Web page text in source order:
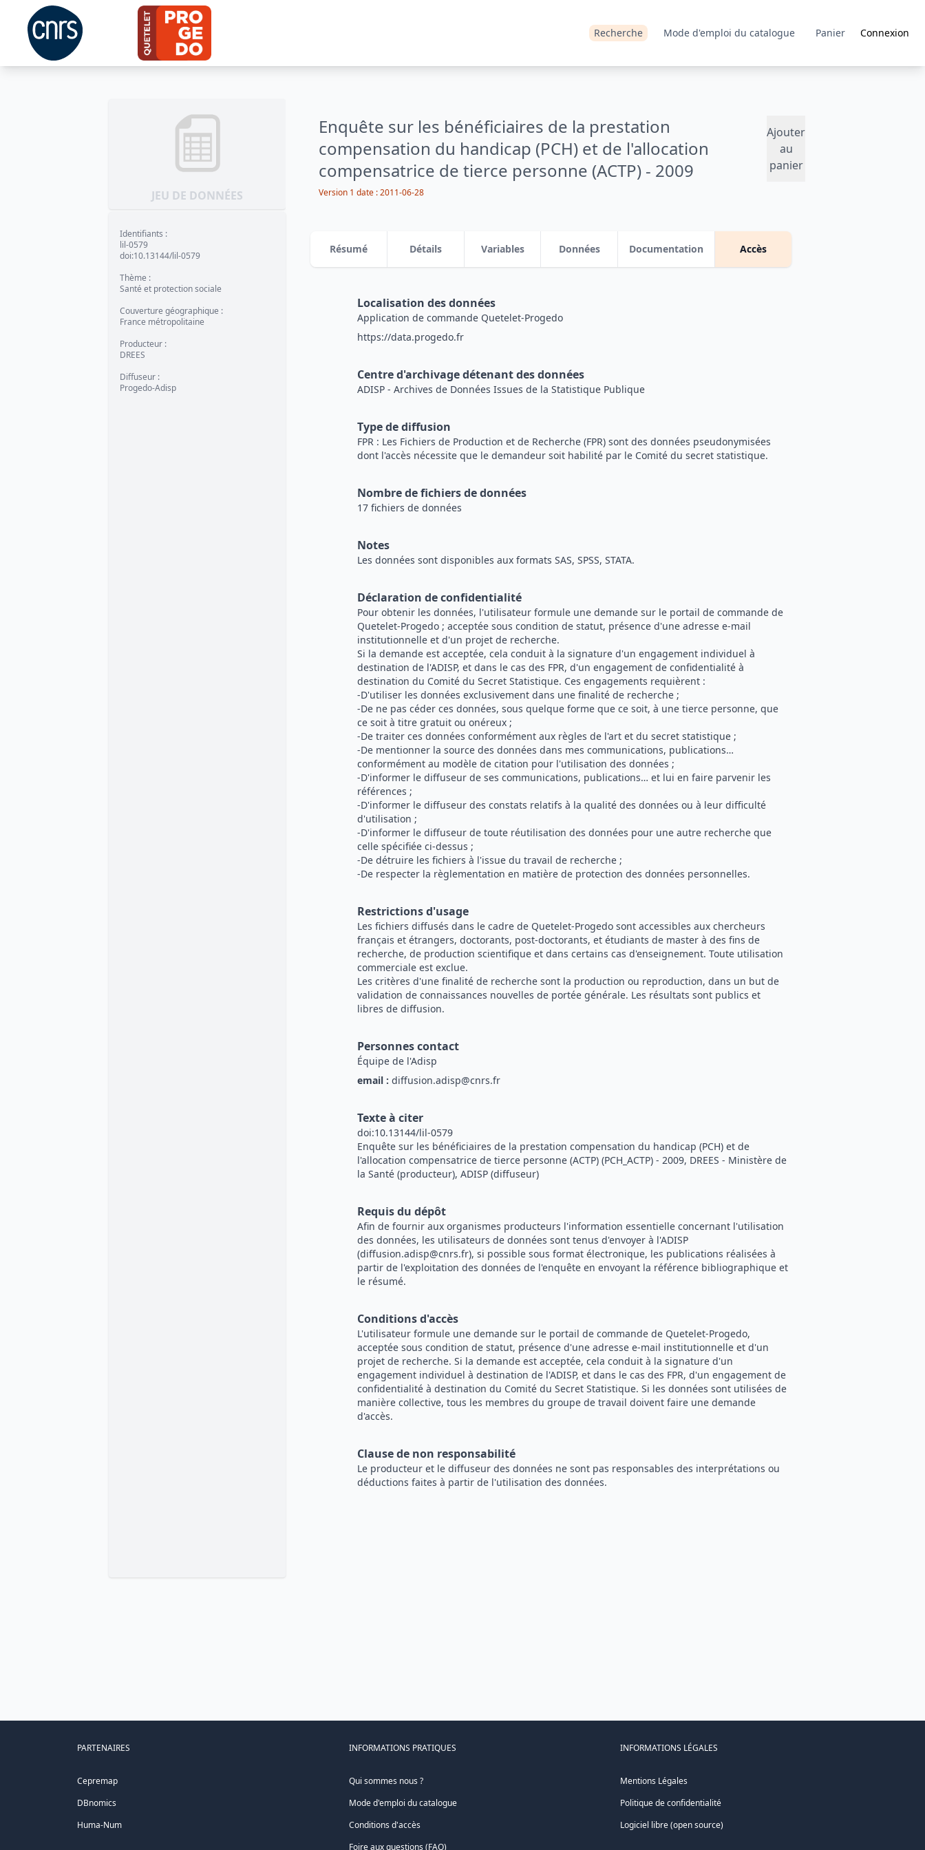
Recherche Mode d'emploi du catalogue Panier Connexion
JEU DE DONNÉES
Enquête sur les bénéficiaires de la prestation
compensation du handicap (PCH) et de l'allocation
compensatrice de tierce personne (ACTP) - 2009
Ajouter
au
panier
Version 1 date :2011-06-28
Identifiants :
lil-0579
doi:10.13144/lil-0579
Thème :
Santé et protection sociale
Couverture géographique :
France métropolitaine
Producteur :
DREES
Diffuseur :
Progedo-Adisp
Résumé Détails Variables Données Documentation Accès
Localisation des données
Application de commande Quetelet-Progedo
https://data.progedo.fr
Centre d'archivage détenant des données
ADISP - Archives de Données Issues de la Statistique Publique
Type de diffusion
FPR : Les Fichiers de Production et de Recherche (FPR) sont des données pseudonymisées
dont l'accès nécessite que le demandeur soit habilité par le Comité du secret statistique.
Nombre de fichiers de données
17 fichiers de données
Notes
Les données sont disponibles aux formats SAS, SPSS, STATA.
Déclaration de confidentialité
Pour obtenir les données, l'utilisateur formule une demande sur le portail de commande de
Quetelet-Progedo ; acceptée sous condition de statut, présence d'une adresse e-mail
institutionnelle et d'un projet de recherche.
Si la demande est acceptée, cela conduit à la signature d'un engagement individuel à
destination de l'ADISP, et dans le cas des FPR, d'un engagement de confidentialité à
destination du Comité du Secret Statistique. Ces engagements requièrent :
-D'utiliser les données exclusivement dans une finalité de recherche ;
-De ne pas céder ces données, sous quelque forme que ce soit, à une tierce personne, que
ce soit à titre gratuit ou onéreux ;
-De traiter ces données conformément aux règles de l'art et du secret statistique ;
-De mentionner la source des données dans mes communications, publications…
conformément au modèle de citation pour l'utilisation des données ;
-D'informer le diffuseur de ses communications, publications… et lui en faire parvenir les
références ;
-D'informer le diffuseur des constats relatifs à la qualité des données ou à leur difficulté
d'utilisation ;
-D'informer le diffuseur de toute réutilisation des données pour une autre recherche que
celle spécifiée ci-dessus ;
-De détruire les fichiers à l'issue du travail de recherche ;
-De respecter la règlementation en matière de protection des données personnelles.
Restrictions d'usage
Les fichiers diffusés dans le cadre de Quetelet-Progedo sont accessibles aux chercheurs
français et étrangers, doctorants, post-doctorants, et étudiants de master à des fins de
recherche, de production scientifique et dans certains cas d'enseignement. Toute utilisation
commerciale est exclue.
Les critères d'une finalité de recherche sont la production ou reproduction, dans un but de
validation de connaissances nouvelles de portée générale. Les résultats sont publics et
libres de diffusion.
Personnes contact
Équipe de l'Adisp
email : diffusion.adisp@cnrs.fr
Texte à citer
doi:10.13144/lil-0579
Enquête sur les bénéficiaires de la prestation compensation du handicap (PCH) et de
l'allocation compensatrice de tierce personne (ACTP) (PCH_ACTP) - 2009, DREES - Ministère de
la Santé (producteur), ADISP (diffuseur)
Requis du dépôt
Afin de fournir aux organismes producteurs l'information essentielle concernant l'utilisation
des données, les utilisateurs de données sont tenus d'envoyer à l'ADISP
(diffusion.adisp@cnrs.fr), si possible sous format électronique, les publications réalisées à
partir de l'exploitation des données de l'enquête en envoyant la référence bibliographique et
le résumé.
Conditions d'accès
L'utilisateur formule une demande sur le portail de commande de Quetelet-Progedo,
acceptée sous condition de statut, présence d'une adresse e-mail institutionnelle et d'un
projet de recherche. Si la demande est acceptée, cela conduit à la signature d'un
engagement individuel à destination de l'ADISP, et dans le cas des FPR, d'un engagement de
confidentialité à destination du Comité du Secret Statistique. Si les données sont utilisées de
manière collective, tous les membres du groupe de travail doivent faire une demande
d'accès.
Clause de non responsabilité
Le producteur et le diffuseur des données ne sont pas responsables des interprétations ou
déductions faites à partir de l'utilisation des données.
PARTENAIRES
Cepremap
DBnomics
Huma-Num
INFORMATIONS PRATIQUES
Qui sommes nous ?
Mode d'emploi du catalogue
Conditions d'accès
Foire aux questions (FAQ)
INFORMATIONS LÉGALES
Mentions Légales
Politique de confidentialité
Logiciel libre (open source)